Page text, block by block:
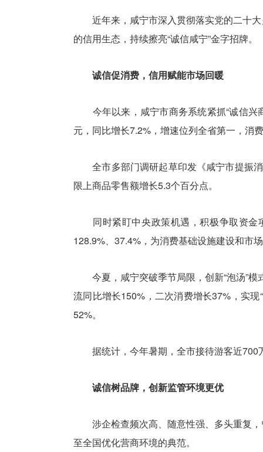
近年来，咸宁市深入贯彻落实党的二十大
的信用生态，持续擦亮“诚信咸宁”金字招牌。
诚信促消费，信用赋能市场回暖
今年以来，咸宁市商务系统紧抓“诚信兴
元，同比增长7.2%，增速位列全省第一，消
全市多部门调研起草印发《咸宁市提振消
限上商品零售额增长5.3个百分点。
同时紧盯中央政策机遇，积极争取资金项
128.9%、37.4%，为消费基础设施建设和市
今夏，咸宁突破季节局限，创新“泡汤”模
流同比增长150%，二次消费增长37%，实
52%。
据统计，今年暑期，全市接待游客近700
诚信树品牌，创新监管环境更优
涉企检查频次高、随意性强、多头重复，
至全国优化营商环境的典范。